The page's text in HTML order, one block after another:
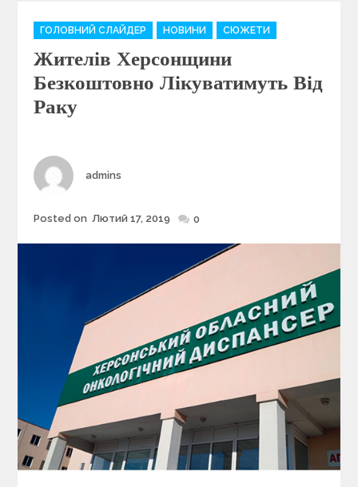
C
a
t
e
g
o
e
s
ГОЛОВНИЙ СЛАЙДЕР НОВИНИ СЮЖЕТИ
Жителів Херсонщини
Безкоштовно Лікуватимуть Від
Раку
Author
admins
Posted
Posted on Лютий 17, 2019 0